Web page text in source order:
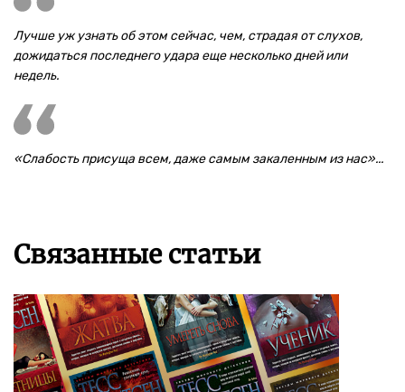
Лучше уж узнать об этом сейчас, чем, страдая от слухов,
дожидаться последнего удара еще несколько дней или
недель.
«Слабость присуща всем, даже самым закаленным из нас»...
Связанные статьи